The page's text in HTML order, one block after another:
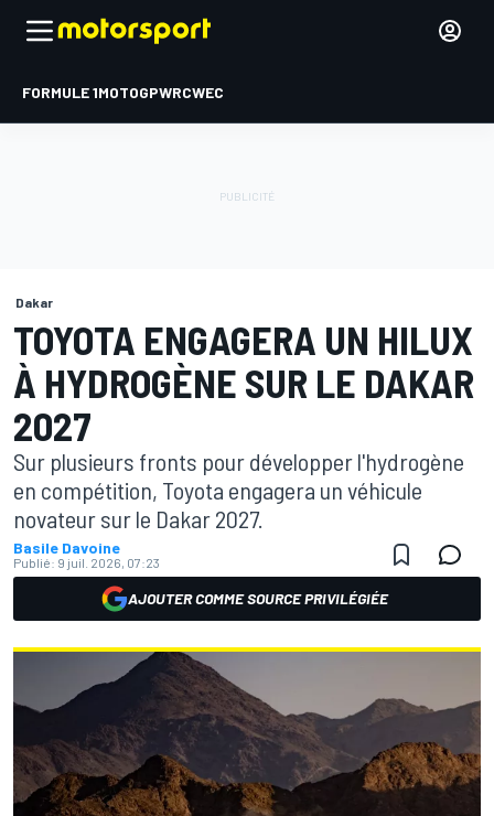
FORMULE 1MOTOGPWRCWEC
Dakar
TOYOTA ENGAGERA UN HILUX
À HYDROGÈNE SUR LE DAKAR
2027
Sur plusieurs fronts pour développer l'hydrogène
en compétition, Toyota engagera un véhicule
novateur sur le Dakar 2027.
Basile Davoine
Publié: 9 juil. 2026, 07:23
AJOUTER COMME SOURCE PRIVILÉGIÉE